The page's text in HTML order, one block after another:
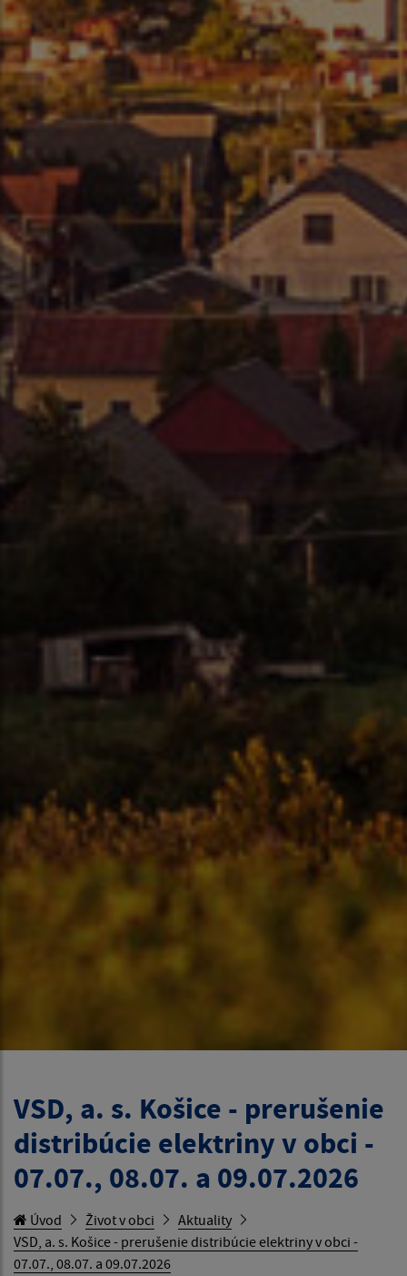
VSD, a. s. Košice - prerušenie
distribúcie elektriny v obci -
07.07., 08.07. a 09.07.2026
Úvod Život v obci
Aktuality
VSD, a. s. Košice - prerušenie distribúcie elektriny v obci -
07.07., 08.07. a 09.07.2026